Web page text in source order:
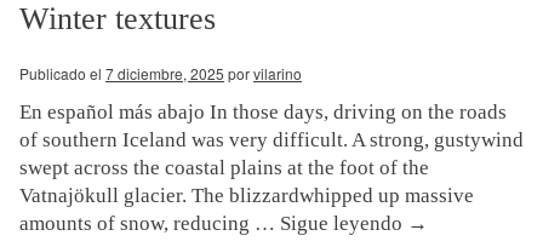
Winter textures
Publicado el 7 diciembre, 2025 porvilarino
En español más abajo In those days, driving on the roads
of southern Iceland was very difficult. A strong, gustywind
swept across the coastal plains at the foot of the
Vatnajökull glacier. The blizzardwhipped up massive
amounts of snow, reducing … Sigue leyendo →